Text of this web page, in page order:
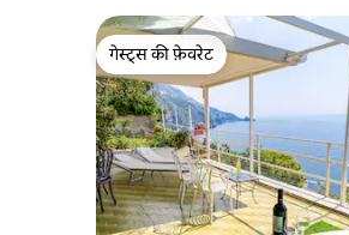
गेस्ट्स की फ़ेवरेट
गेस्ट्स की फ़ेवरेट